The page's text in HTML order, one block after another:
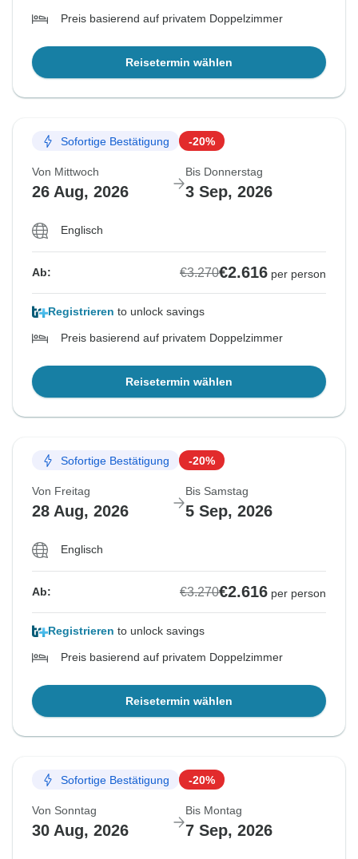
Preis basierend auf privatem Doppelzimmer
Reisetermin wählen
Sofortige Bestätigung -20%
Von Mittwoch
26 Aug, 2026
Bis Donnerstag
3 Sep, 2026
Englisch
Ab: €3.270€2.616 per person
Registrieren to unlock savings
Preis basierend auf privatem Doppelzimmer
Reisetermin wählen
Sofortige Bestätigung -20%
Von Freitag
28 Aug, 2026
Bis Samstag
5 Sep, 2026
Englisch
Ab: €3.270€2.616 per person
Registrieren to unlock savings
Preis basierend auf privatem Doppelzimmer
Reisetermin wählen
Sofortige Bestätigung -20%
Von Sonntag
30 Aug, 2026
Bis Montag
7 Sep, 2026